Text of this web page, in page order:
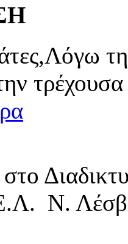
Ν.